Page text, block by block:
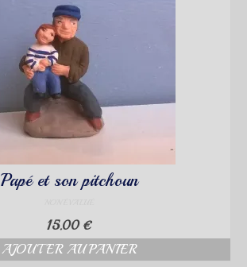
Papé et son pitchoun
15.00 €
AJOUTER AU PANIER